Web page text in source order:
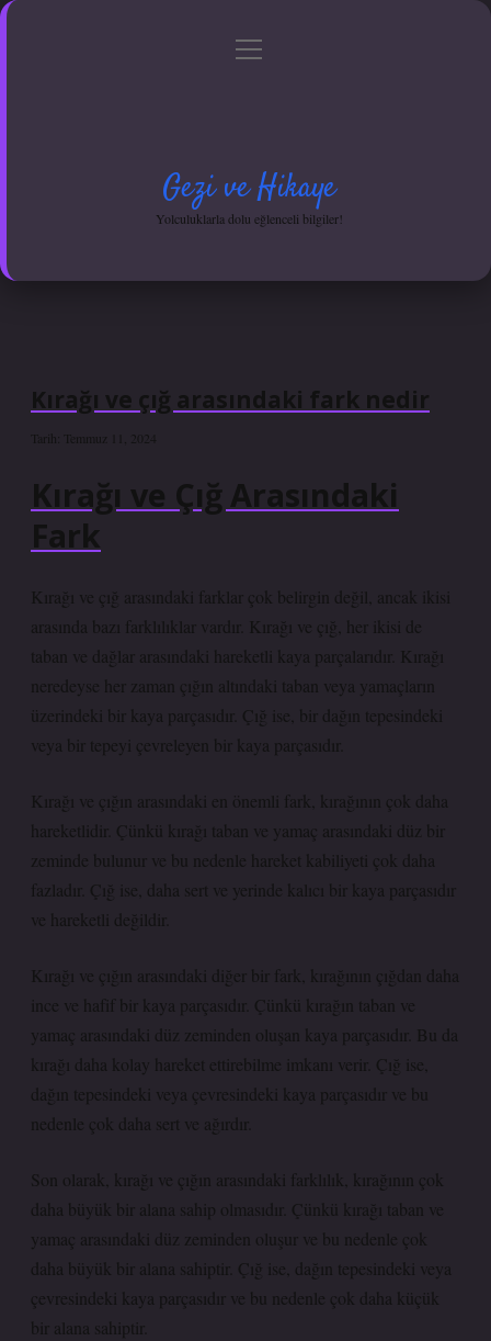
Gizlilik Politikası
menüyü
Gezi ve Hikaye
Yolculuklarla dolu eğlenceli bilgiler!
Kırağı ve çığ arasındaki fark nedir
Tarih: Temmuz 11, 2024
Kırağı ve Çığ Arasındaki
Fark
Kırağı ve çığ arasındaki farklar çok belirgin değil, ancak ikisi
arasında bazı farklılıklar vardır. Kırağı ve çığ, her ikisi de
taban ve dağlar arasındaki hareketli kaya parçalarıdır. Kırağı
neredeyse her zaman çığın altındaki taban veya yamaçların
üzerindeki bir kaya parçasıdır. Çığ ise, bir dağın tepesindeki
veya bir tepeyi çevreleyen bir kaya parçasıdır.
Kırağı ve çığın arasındaki en önemli fark, kırağının çok daha
hareketlidir. Çünkü kırağı taban ve yamaç arasındaki düz bir
zeminde bulunur ve bu nedenle hareket kabiliyeti çok daha
fazladır. Çığ ise, daha sert ve yerinde kalıcı bir kaya parçasıdır
ve hareketli değildir.
Kırağı ve çığın arasındaki diğer bir fark, kırağının çığdan daha
ince ve hafif bir kaya parçasıdır. Çünkü kırağın taban ve
yamaç arasındaki düz zeminden oluşan kaya parçasıdır. Bu da
kırağı daha kolay hareket ettirebilme imkanı verir. Çığ ise,
dağın tepesindeki veya çevresindeki kaya parçasıdır ve bu
nedenle çok daha sert ve ağırdır.
Son olarak, kırağı ve çığın arasındaki farklılık, kırağının çok
daha büyük bir alana sahip olmasıdır. Çünkü kırağı taban ve
yamaç arasındaki düz zeminden oluşur ve bu nedenle çok
daha büyük bir alana sahiptir. Çığ ise, dağın tepesindeki veya
çevresindeki kaya parçasıdır ve bu nedenle çok daha küçük
bir alana sahiptir.